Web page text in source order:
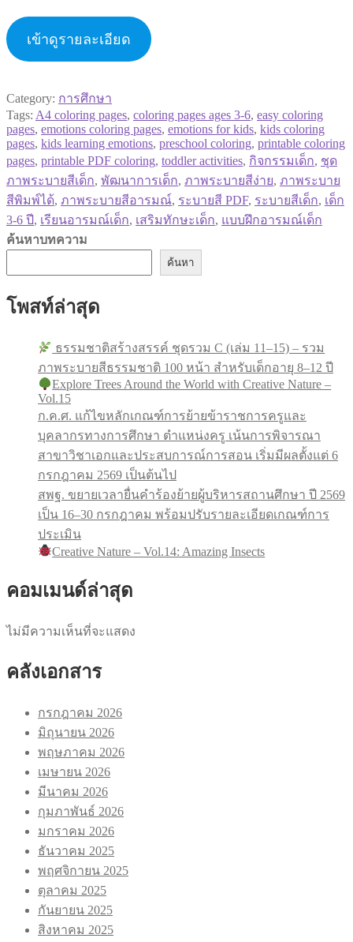
เข้าดูรายละเอียด
Category: การศึกษา
Tags: A4 coloring pages, coloring pages ages 3-6, easy coloring
pages, emotions coloring pages, emotions for kids, kids coloring
pages, kids learning emotions, preschool coloring, printable coloring
pages, printable PDF coloring, toddler activities, กิจกรรมเด็ก, ชุด
ภาพระบายสีเด็ก, พัฒนาการเด็ก, ภาพระบายสีง่าย, ภาพระบาย
สีพิมพ์ได้, ภาพระบายสีอารมณ์, ระบายสี PDF, ระบายสีเด็ก, เด็ก
3-6 ปี, เรียนอารมณ์เด็ก, เสริมทักษะเด็ก, แบบฝึกอารมณ์เด็ก
ค้นหาบทความ
ค้นหา
โพสท์ล่าสุด
ธรรมชาติสร้างสรรค์ ชุดรวม C (เล่ม 11–15) – รวม
ภาพระบายสีธรรมชาติ 100 หน้า สำหรับเด็กอายุ 8–12 ปี
Explore Trees Around the World with Creative Nature –
Vol.15
ก.ค.ศ. แก้ไขหลักเกณฑ์การย้ายข้าราชการครูและ
บุคลากรทางการศึกษา ตำแหน่งครู เน้นการพิจารณา
สาขาวิชาเอกและประสบการณ์การสอน เริ่มมีผลตั้งแต่ 6
กรกฎาคม 2569 เป็นต้นไป
สพฐ. ขยายเวลายื่นคำร้องย้ายผู้บริหารสถานศึกษา ปี 2569
เป็น 16–30 กรกฎาคม พร้อมปรับรายละเอียดเกณฑ์การ
ประเมิน
Creative Nature – Vol.14: Amazing Insects
คอมเมนด์ล่าสุด
ไม่มีความเห็นที่จะแสดง
คลังเอกสาร
กรกฎาคม 2026
มิถุนายน 2026
พฤษภาคม 2026
เมษายน 2026
มีนาคม 2026
กุมภาพันธ์ 2026
มกราคม 2026
ธันวาคม 2025
พฤศจิกายน 2025
ตุลาคม 2025
กันยายน 2025
สิงหาคม 2025